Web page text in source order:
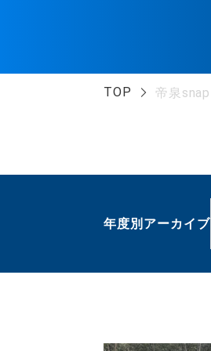
TOP 帝泉snap
年度別アーカイブ